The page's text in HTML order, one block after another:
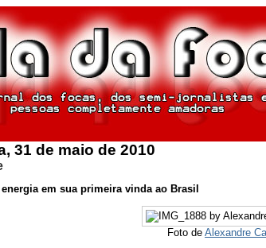
31 de maio de 2010
em sua primeira vinda ao Brasil
Foto deAlexandre